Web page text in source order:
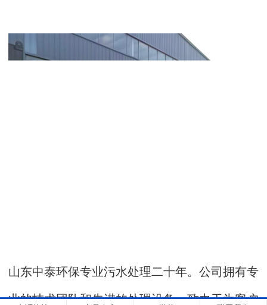
山东中泰环保专业污水处理二十年。公司拥有专
业的技术团队和先进的处理设备，致力于为客户